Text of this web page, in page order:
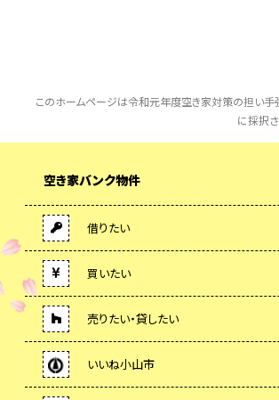
このホームページは令和元年度空き家対策の担い手
に採択
空き家バンク物件
借りたい
買いたい
売りたい・貸したい
いいね小山市